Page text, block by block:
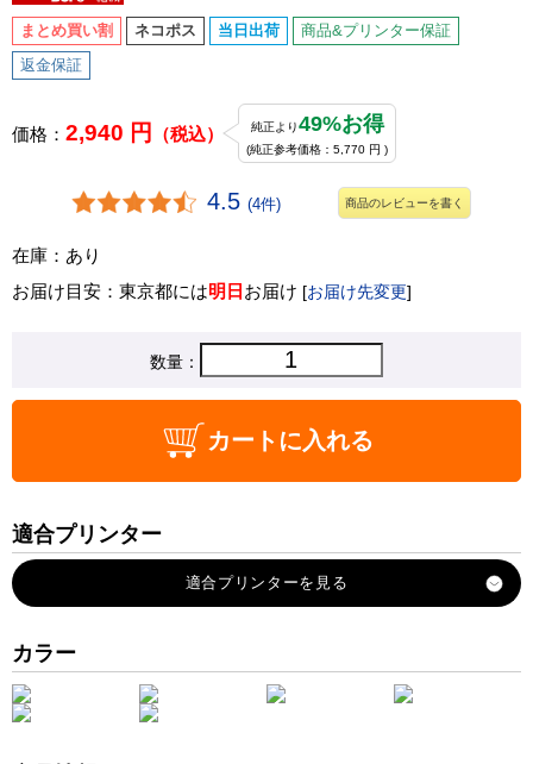
まとめ買い割 ネコポス 当日出荷 商品&プリンター保証
返金保証
価格： 2,940 円 （税込） 純正より49%お得
(純正参考価格：5,770 円 )
4.5 (4件) 商品のレビューを書く
在庫：あり
お届け目安：東京都には明日 お届け [お届け先変更]
数量：
カートに入れる
適合プリンター
PIXUS-900PD
PIXUS-950i
PIXUS-960i
PIXUS-990i
カラー